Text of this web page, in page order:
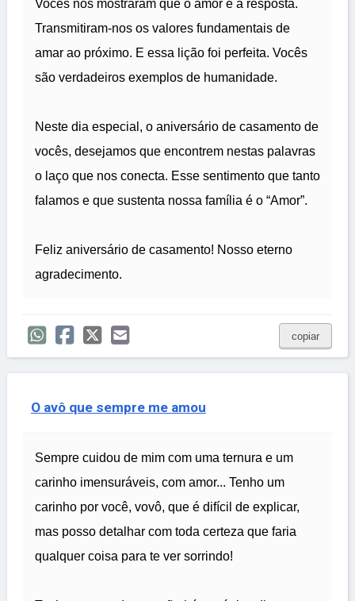
Vocês nos mostraram que o amor é a resposta.
Transmitiram-nos os valores fundamentais de
amar ao próximo. E essa lição foi perfeita. Vocês
são verdadeiros exemplos de humanidade.
Neste dia especial, o aniversário de casamento de
vocês, desejamos que encontrem nestas palavras
o laço que nos conecta. Esse sentimento que tanto
falamos e que sustenta nossa família é o “Amor”.
Feliz aniversário de casamento! Nosso eterno
agradecimento.
copiar
O avô que sempre me amou
Sempre cuidou de mim com uma ternura e um
carinho imensuráveis, com amor... Tenho um
carinho por você, vovô, que é difícil de explicar,
mas posso detalhar com toda certeza que faria
qualquer coisa para te ver sorrindo!